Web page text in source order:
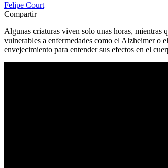
Felipe Court
Compartir
Algunas criaturas viven solo unas horas, mientras
vulnerables a enfermedades como el Alzheimer o
envejecimiento para entender sus efectos en el